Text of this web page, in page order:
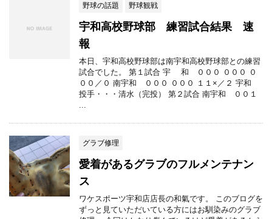
野球の話題 野球観戦
宇和高校野球部 練習試合結果 速
報
本日、宇和高校野球部は南宇和高校野球部との練習
試合でした。 第１試合 宇 和 ０００ ０００ ０
００／０ 南宇和 ０００ ０００ １１×／２ 宇和
投手・・・清水（完投） 第２試合 南宇和 ００１
...
グラブ修理
愛着があるグラブのフルメンテナン
ス
ワケスポーツ宇和店店長の和氣です。 このブログを
ずっと見ていただいている方にはお馴染みのグラブ